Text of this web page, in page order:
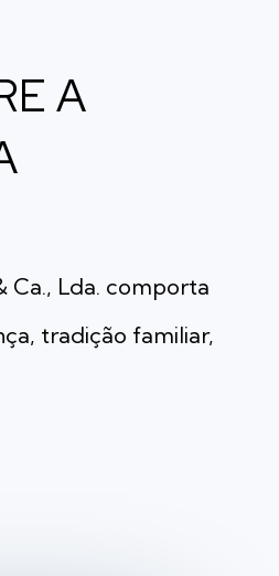
A
Ca., Lda. comporta
tradição familiar,